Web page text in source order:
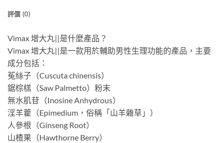
評價 (0)
Vimax 增大丸||是什麼產品？
Vimax 增大丸||是一款用於輔助男性生理功能的產品，主要
成分包括：
菟絲子（Cuscuta chinensis）
鋸棕榚（Saw Palmetto）粉末
無水肌苷（Inosine Anhydrous）
淫羊藿（Epimedium，俗稱「山羊雜草」）
人參根（Ginseng Root）
山楂果（Hawthorne Berry）